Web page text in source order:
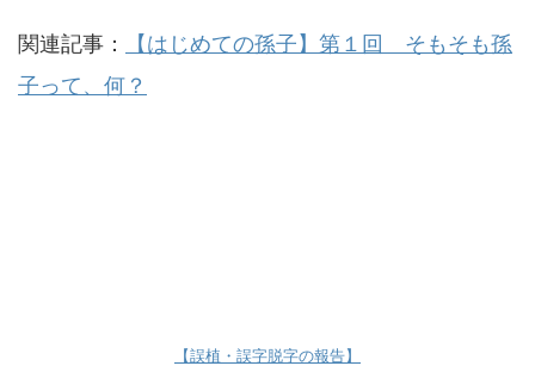
関連記事：
【はじめての孫子】第１回 そもそも孫
子って、何？
【誤植・誤字脱字の報告】